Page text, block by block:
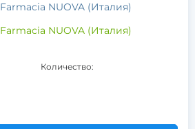
Farmacia NUOVA (Италия)
Farmacia NUOVA (Италия)
Количество: